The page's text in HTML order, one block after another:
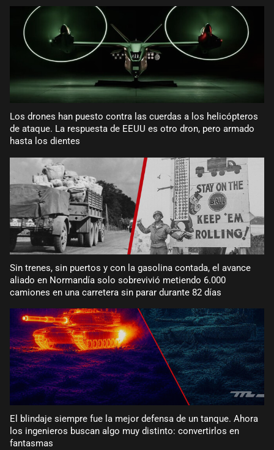
Los drones han puesto contra las cuerdas a los helicópteros
de ataque. La respuesta de EEUU es otro dron, pero armado
hasta los dientes
Sin trenes, sin puertos y con la gasolina contada, el avance
aliado en Normandía solo sobrevivió metiendo 6.000
camiones en una carretera sin parar durante 82 días
El blindaje siempre fue la mejor defensa de un tanque. Ahora
los ingenieros buscan algo muy distinto: convertirlos en
fantasmas